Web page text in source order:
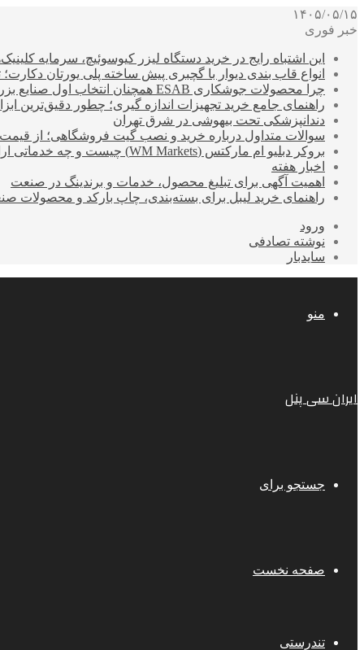
۱۴۰۵/۰۵/۱۵
خبر فوری
این اشتباه رایج در خرید دستگاه لیزر کیوسوئیچ، سرمایه
انواع قاب بندی دیوار با گچبری پیش ساخته پلی یورتان
چرا محصولات جوشکاری ESAB همچنان انتخاب اول صنایع بزرگ هستند؟
راهنمای جامع خرید تجهیزات اندازه گیری؛ چطور دقیق‌ترین
دندانپزشکی تحت بیهوشی در شرق تهران
سوالات متداول درباره خرید و نصب گیت فروشگاهی؛ از
بروکر دبلیو ام مارکتس (WM Markets) چیست و چه خدماتی ارائه می‌دهد؟
اخبار هفته
اهمیت آگهی برای تبلیغ محصول، خدمات و برندینگ در صنعت
راهنمای خرید لیبل برای بسته‌بندی، چاپ بارکد و محصولات
ورود
نوشته تصادفی
سایدبار
منو
ایران سی پنل
جستجو برای
صفحه نخست
تندرستی